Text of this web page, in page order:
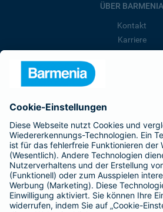
ÜBER BARMENIA
Kontakt
Karriere
Barmenia ist Teil der
BELIEBTE
Kranken-